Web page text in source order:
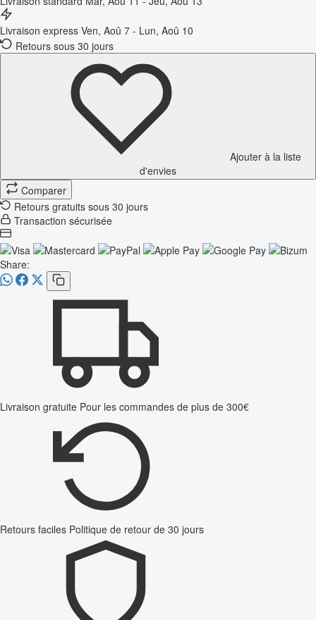
Livraison express Ven, Aoû 7 - Lun, Aoû 10
Retours sous 30 jours
Ajouter à la liste
d'envies
Comparer
Retours gratuits sous 30 jours
Transaction sécurisée
Share:
Livraison gratuite Pour les commandes de plus de 300€
Retours faciles Politique de retour de 30 jours